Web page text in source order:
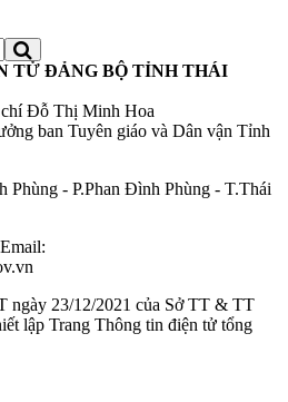
TỬ ĐẢNG BỘ TỈNH THÁI
Đỗ Thị Minh Hoa
ban Tuyên giáo và Dân vận Tỉnh
- P.Phan Đình Phùng - T.Thái
ngày 23/12/2021 của Sở TT & TT
lập Trang Thông tin điện tử tổng